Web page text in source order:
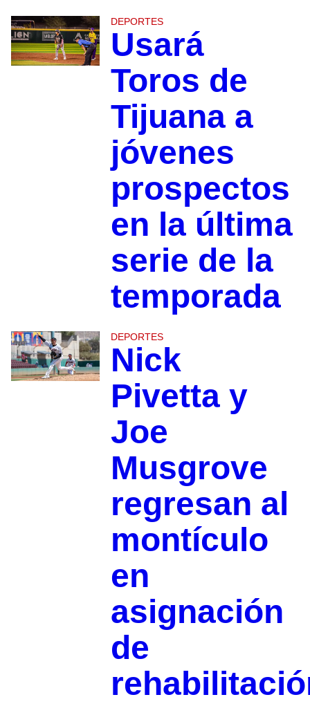
DEPORTES
Usará
Toros de
Tijuana a
jóvenes
prospectos
en la última
serie de la
temporada
DEPORTES
Nick
Pivetta y
Joe
Musgrove
regresan al
montículo
en
asignación
de